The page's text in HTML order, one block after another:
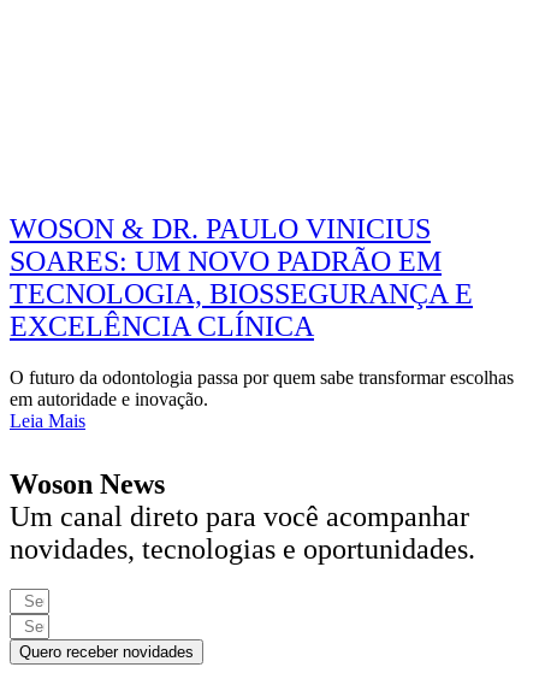
WOSON & DR. PAULO VINICIUS
SOARES: UM NOVO PADRÃO EM
TECNOLOGIA, BIOSSEGURANÇA E
EXCELÊNCIA CLÍNICA
O futuro da odontologia passa por quem sabe transformar escolhas
em autoridade e inovação.
Leia Mais
Woson News
Um canal direto para você acompanhar
novidades, tecnologias e oportunidades.
Quero receber novidades